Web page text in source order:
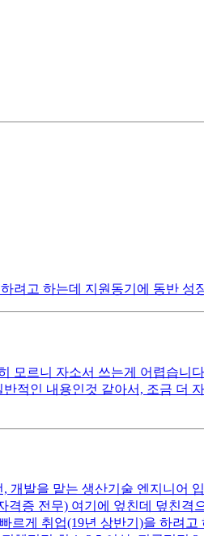
려고 하는데 지원동기에 동반 성
르니 자소서 쓰는게 어렵습니
적인 내용인것 같아서, 조금 더
발을 맡는 생산기술 엔지니어
증 전무) 여기에 엎친데 덮친격
게 취업(19년 상반기)을 하려